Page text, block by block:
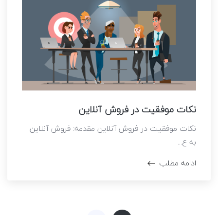
نکات موفقیت در فروش آنلاین
نکات موفقیت در فروش آنلاین مقدمه: فروش آنلاین
به ع...
ادامه مطلب